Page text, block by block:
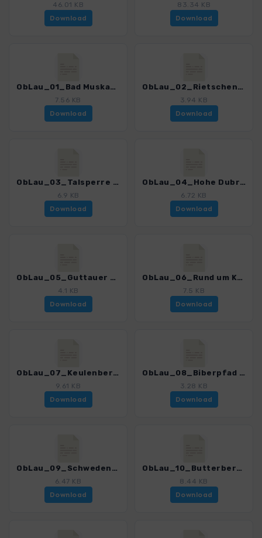
46.01 KB
Download
83.34 KB
Download
ObLau_01_Bad Muskau_4399_3.gpx
7.56 KB
Download
ObLau_02_Rietschener Teiche_4399_3.gpx
3.94 KB
Download
ObLau_03_Talsperre Quitzdorf_4399_3.gpx
6.9 KB
Download
ObLau_04_Hohe Dubrau Monumentberg_4399_3.gpx
6.72 KB
Download
ObLau_05_Guttauer Teiche - Olbasee_4399_3.gpx
4.1 KB
Download
ObLau_06_Rund um Kamenz_4399_3.gpx
7.5 KB
Download
ObLau_07_Keulenberg_4399_3.gpx
9.61 KB
Download
ObLau_08_Biberpfad Koenigsbrueck_4399_3.gpx
3.28 KB
Download
ObLau_09_Schwedenstein_4399_3.gpx
6.47 KB
Download
ObLau_10_Butterberg_4399_3.gpx
8.44 KB
Download